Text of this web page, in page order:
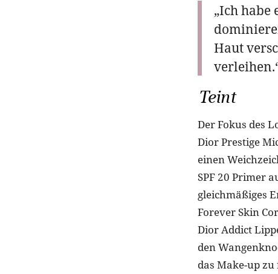
„Ich
Haut
Teint
Der Fokus des
Dior Prestige
einen
SPF 20 Primer
gleichmäßiges
Forever Skin
Dior Addict
den
das Make-up